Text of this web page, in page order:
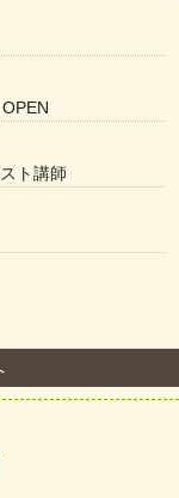
ト講師